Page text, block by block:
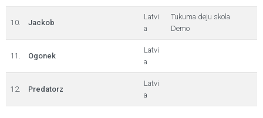
10. Jackob
Latvi
a
Tukuma deju skola
Demo
11. Ogonek
Latvi
a
12. Predatorz
Latvi
a